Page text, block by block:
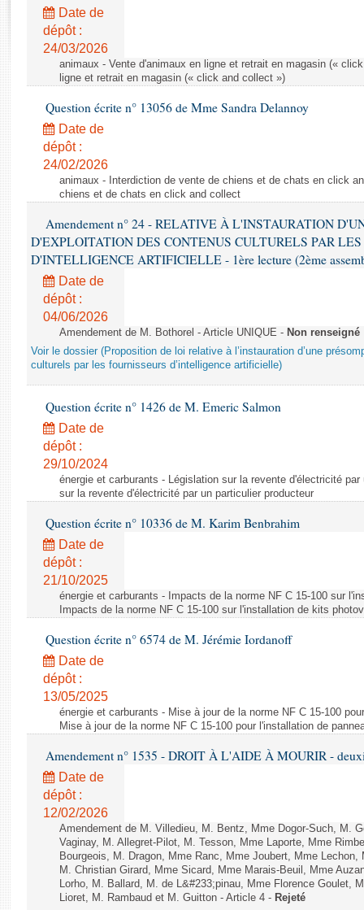
Rapports législatifs
Rapports sur l'application des lois
Baromètre de l’application des lois
Dossiers législatifs
Budget et sécurité sociale
Questions écrites et orales
Comptes rendus des débats
Date de
dépôt :
24/03/2026
animaux - Vente d'animaux en ligne et retrait en magasin («
ligne et retrait en magasin (« click and collect »)
Question écrite n° 13056 de Mme Sandra Delannoy
Date de
dépôt :
24/02/2026
animaux - Interdiction de vente de chiens et de chats en click
chiens et de chats en click and collect
Amendement n° 24 - RELATIVE À L'INSTAURATION
D'EXPLOITATION DES CONTENUS CULTURELS PAR LES
D'INTELLIGENCE ARTIFICIELLE - 1ère lecture (2ème
Date de
dépôt :
04/06/2026
Amendement de M. Bothorel - Article UNIQUE - Non renseigné
Voir le dossier (Proposition de loi relative à l’instauration d’une
culturels par les fournisseurs d’intelligence artificielle)
Question écrite n° 1426 de M. Emeric Salmon
Date de
dépôt :
29/10/2024
énergie et carburants - Législation sur la revente d'électricité
sur la revente d'électricité par un particulier producteur
Question écrite n° 10336 de M. Karim Benbrahim
Date de
dépôt :
21/10/2025
énergie et carburants - Impacts de la norme NF C 15-100 sur
Impacts de la norme NF C 15-100 sur l'installation de kits
Question écrite n° 6574 de M. Jérémie Iordanoff
Date de
dépôt :
13/05/2025
énergie et carburants - Mise à jour de la norme NF C 15-100
Mise à jour de la norme NF C 15-100 pour l'installation de
Amendement n° 1535 - DROIT À L'AIDE À MOURIR -
Date de
dépôt :
12/02/2026
Amendement de M. Villedieu, M. Bentz, Mme Dogor-Such, M.
Vaginay, M. Allegret-Pilot, M. Tesson, Mme Laporte, Mme
Bourgeois, M. Dragon, Mme Ranc, Mme Joubert, Mme
M. Christian Girard, Mme Sicard, Mme Marais-Beuil, Mme
Lorho, M. Ballard, M. de L&#233;pinau, Mme Florence Goulet,
Lioret, M. Rambaud et M. Guitton - Article 4 - Rejeté